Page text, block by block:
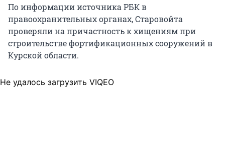
По информации источника РБК в
правоохранительных органах, Старовойта
проверяли на причастность к хищениям при
строительстве фортификационных сооружений в
Курской области.
Не удалось загрузить VIQEO